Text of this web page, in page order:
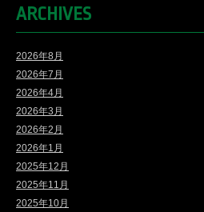
ARCHIVES
2026年8月
2026年7月
2026年4月
2026年3月
2026年2月
2026年1月
2025年12月
2025年11月
2025年10月